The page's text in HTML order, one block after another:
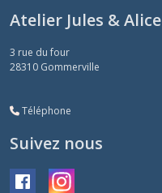
Atelier Jules & Alice
3 rue du four
28310 Gommerville
Téléphone
Suivez nous